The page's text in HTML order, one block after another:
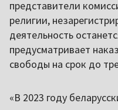
представители
религии,
деятельность
предусматривает
свободы на срок до
«В 2023 году